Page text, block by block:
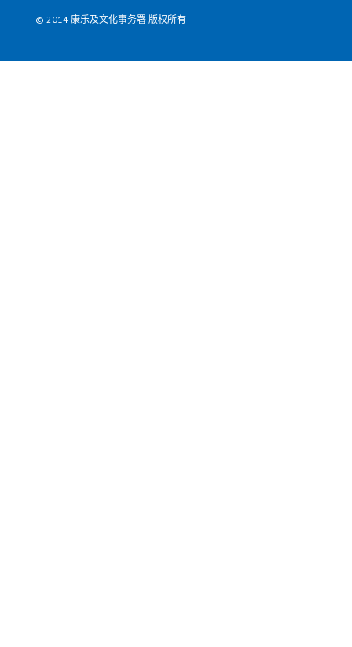
© 2014 康乐及文化事务署 版权所有